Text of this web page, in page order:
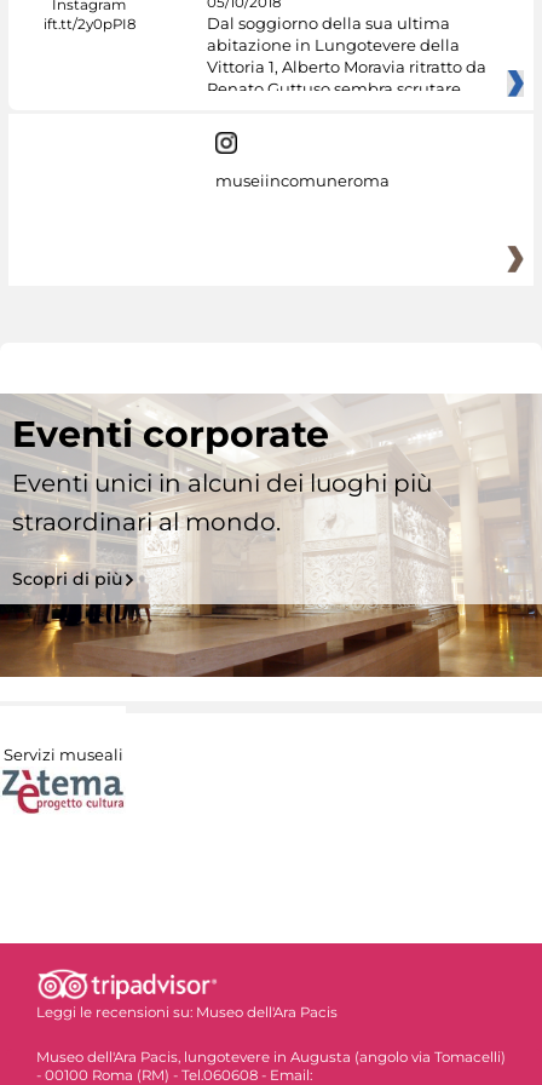
Dal soggiorno della sua ultima
abitazione in Lungotevere della
Vittoria 1, Alberto Moravia ritratto da
Renato Guttuso sembra scrutare
museiincomuneroma
Eventi corporate
Eventi unici in alcuni dei luoghi più
straordinari al mondo.
Scopri di più
Servizi museali
Leggi le recensioni su: Museo dell'Ara Pacis
Museo dell'Ara Pacis, lungotevere in Augusta (angolo via Tomacelli)
- 00100 Roma (RM) - Tel.060608 - Email: